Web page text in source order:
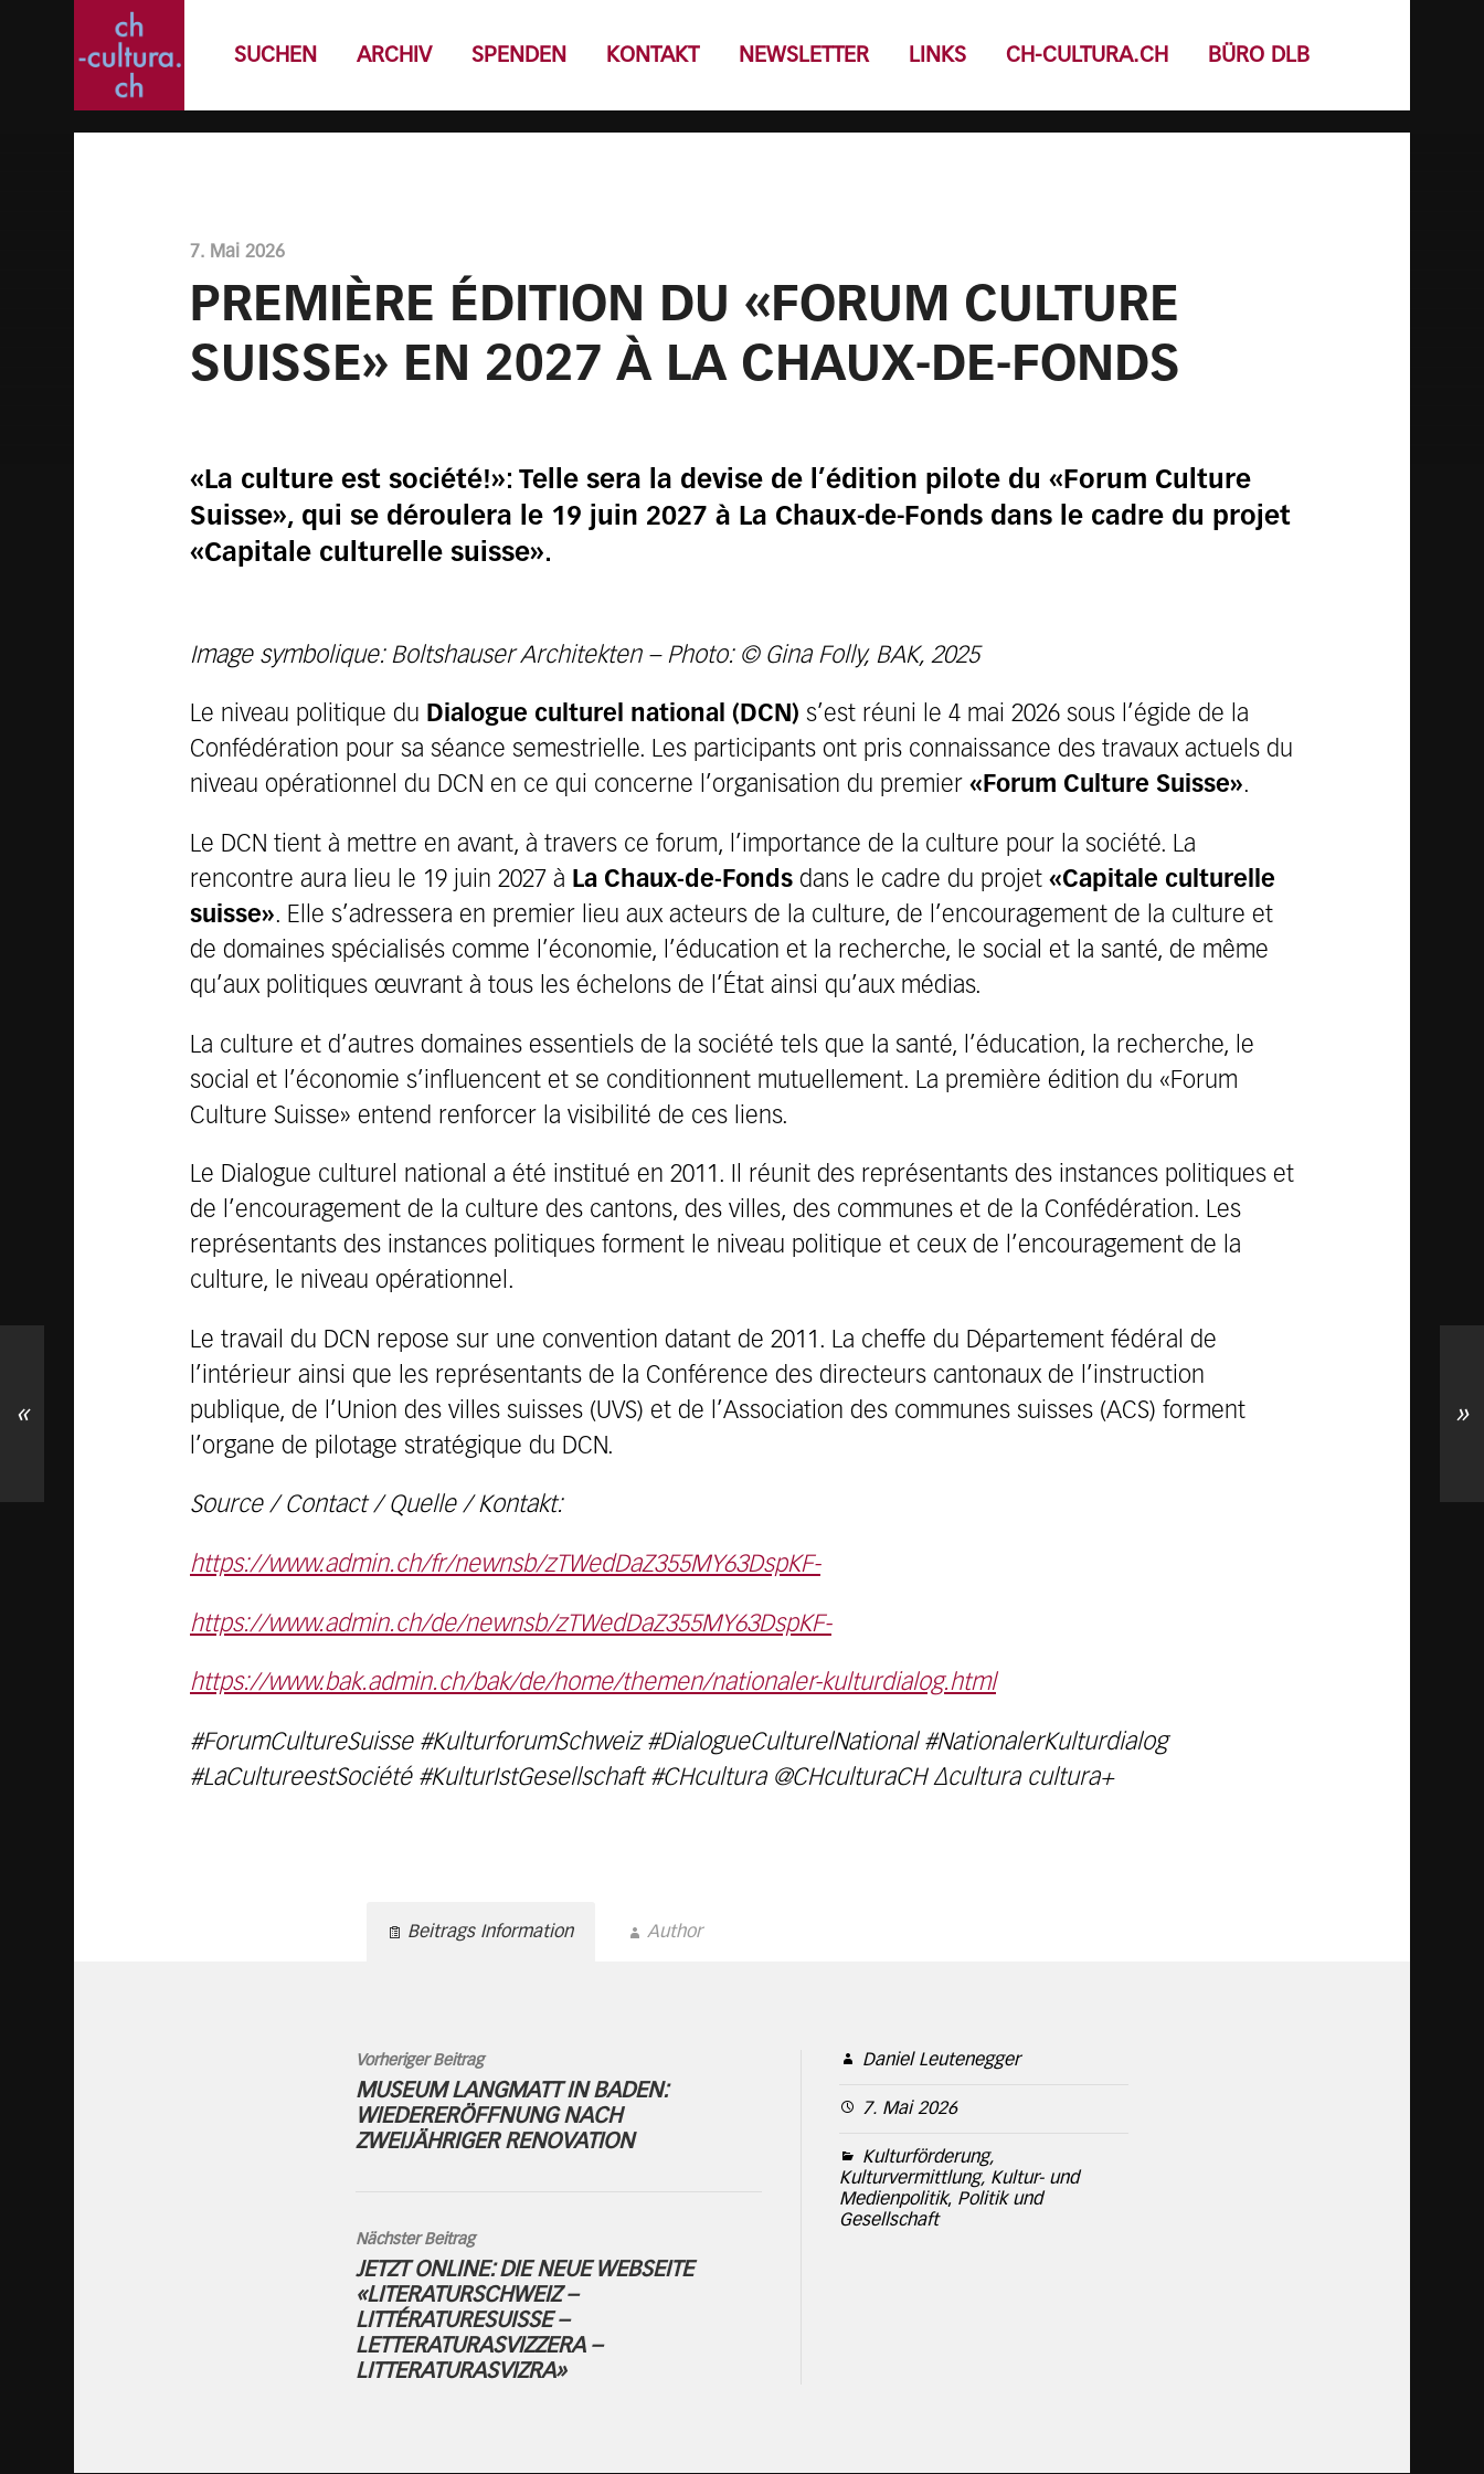
SUCHEN ARCHIV SPENDEN KONTAKT NEWSLETTER LINKS CH-CULTURA.CH BÜRO DLB
7. Mai 2026
PREMIÈRE ÉDITION DU «FORUM CULTURE
SUISSE» EN 2027 À LA CHAUX-DE-FONDS
«La culture est société!»: Telle sera la devise de l’édition pilote du «Forum Culture
Suisse», qui se déroulera le 19 juin 2027 à La Chaux-de-Fonds dans le cadre du projet
«Capitale culturelle suisse».
Image symbolique: Boltshauser Architekten – Photo: © Gina Folly, BAK, 2025
Le niveau politique du Dialogue culturel national (DCN) s’est réuni le 4 mai 2026 sous l’égide de la
Confédération pour sa séance semestrielle. Les participants ont pris connaissance des travaux actuels du
niveau opérationnel du DCN en ce qui concerne l’organisation du premier «Forum Culture Suisse».
Le DCN tient à mettre en avant, à travers ce forum, l’importance de la culture pour la société. La
rencontre aura lieu le 19 juin 2027 à La Chaux-de-Fonds dans le cadre du projet «Capitale culturelle
suisse». Elle s’adressera en premier lieu aux acteurs de la culture, de l’encouragement de la culture et
de domaines spécialisés comme l’économie, l’éducation et la recherche, le social et la santé, de même
qu’aux politiques œuvrant à tous les échelons de l’État ainsi qu’aux médias.
La culture et d’autres domaines essentiels de la société tels que la santé, l’éducation, la recherche, le
social et l’économie s’influencent et se conditionnent mutuellement. La première édition du «Forum
Culture Suisse» entend renforcer la visibilité de ces liens.
Le Dialogue culturel national a été institué en 2011. Il réunit des représentants des instances politiques et
de l’encouragement de la culture des cantons, des villes, des communes et de la Confédération. Les
représentants des instances politiques forment le niveau politique et ceux de l’encouragement de la
culture, le niveau opérationnel.
Le travail du DCN repose sur une convention datant de 2011. La cheffe du Département fédéral de
l’intérieur ainsi que les représentants de la Conférence des directeurs cantonaux de l’instruction
publique, de l’Union des villes suisses (UVS) et de l’Association des communes suisses (ACS) forment
l’organe de pilotage stratégique du DCN.
Source / Contact / Quelle / Kontakt:
https://www.admin.ch/fr/newnsb/zTWedDaZ355MY63DspKF-
https://www.admin.ch/de/newnsb/zTWedDaZ355MY63DspKF-
https://www.bak.admin.ch/bak/de/home/themen/nationaler-kulturdialog.html
#ForumCultureSuisse #KulturforumSchweiz #DialogueCulturelNational #NationalerKulturdialog
#LaCultureestSociété #KulturIstGesellschaft #CHcultura @CHculturaCH ∆cultura cultura+
Beitrags Information Author
Daniel Leutenegger
7. Mai 2026
Kulturförderung,
Kulturvermittlung, Kultur- und
Medienpolitik, Politik und
Gesellschaft
Vorheriger Beitrag
MUSEUM LANGMATT IN BADEN:
WIEDERERÖFFNUNG NACH
ZWEIJÄHRIGER RENOVATION
Nächster Beitrag
JETZT ONLINE: DIE NEUE WEBSEITE
«LITERATURSCHWEIZ –
LITTÉRATURESUISSE –
LETTERATURASVIZZERA –
LITTERATURASVIZRA»
« »